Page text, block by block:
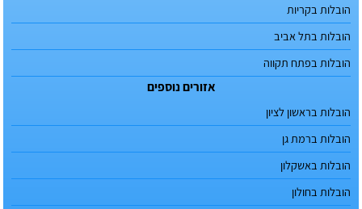
הובלות בקריות
הובלות בתל אביב
הובלות בפתח תקווה
אזורים נוספים
הובלות בראשון לציון
הובלות ברמת גן
הובלות באשקלון
הובלות בחולון